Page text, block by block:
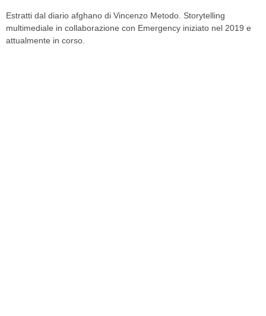
Estratti dal diario afghano di Vincenzo Metodo. Storytelling
multimediale in collaborazione con Emergency iniziato nel 2019 e
attualmente in corso.